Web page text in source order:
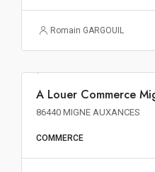
Romain GARGOUIL
100€ m²/an HT HC
A Louer Commerce
86440 MIGNE AUXANCES
COMMERCE